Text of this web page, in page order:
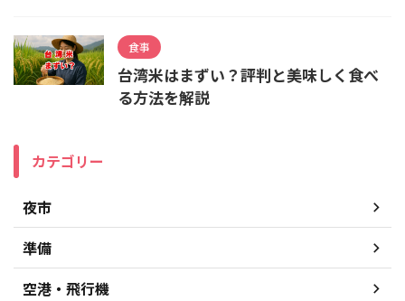
食事
台湾米はまずい？評判と美味しく食べ
る方法を解説
カテゴリー
夜市
準備
空港・飛行機